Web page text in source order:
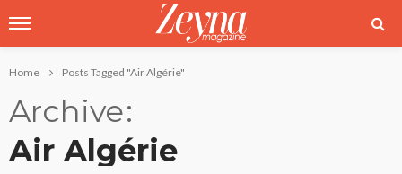
Home Posts Tagged "Air Algérie"
Archive
Air Algérie